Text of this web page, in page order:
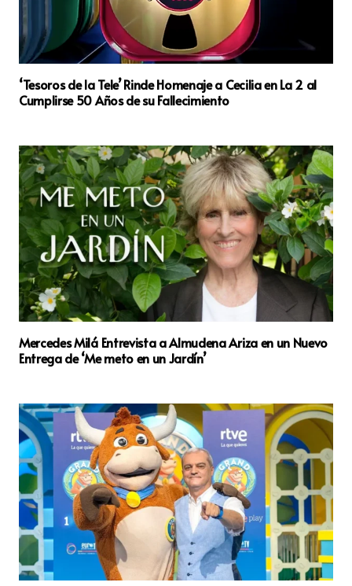
‘Tesoros de la Tele’ Rinde Homenaje a Cecilia en La 2 al
Cumplirse 50 Años de su Fallecimiento
Mercedes Milá Entrevista a Almudena Ariza en un Nuevo
Entrega de ‘Me meto en un Jardín’